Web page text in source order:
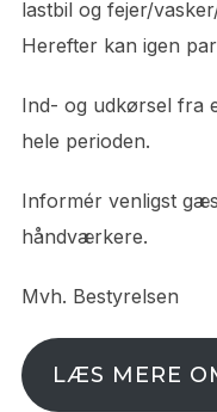
lastbil og fejer/
Herefter kan igen
Ind- og udkørsel fra
hele perioden.
Informér venligst
håndværkere.
Mvh. Bestyrelsen
LÆS MERE